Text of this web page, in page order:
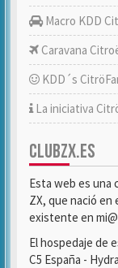
Macro KDD
Caravana
KDD´s
La iniciativa
CLUBZX.ES
Esta web es una
ZX, que nació en
existente en
El hospedaje de
C5 España -